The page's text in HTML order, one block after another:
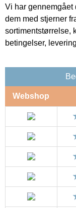
Vi har
dem med stjerner
sortimentstørrelse,
betingelser,
Webshop